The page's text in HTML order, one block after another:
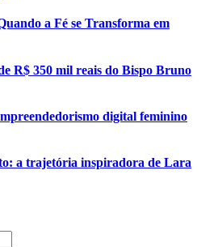
a Fé se Transforma em
R$ 350 mil reais do Bispo Bruno
digital feminino
a trajetória inspiradora de Lara